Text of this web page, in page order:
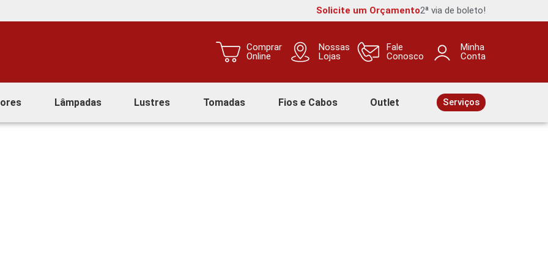
Solicite um Orçamento2ª via de boleto!
Comprar
Online
Nossas
Lojas
Fale
Conosco
Minha
Conta
Lâmpadas Lustres Tomadas Fios e Cabos Outlet Serviços